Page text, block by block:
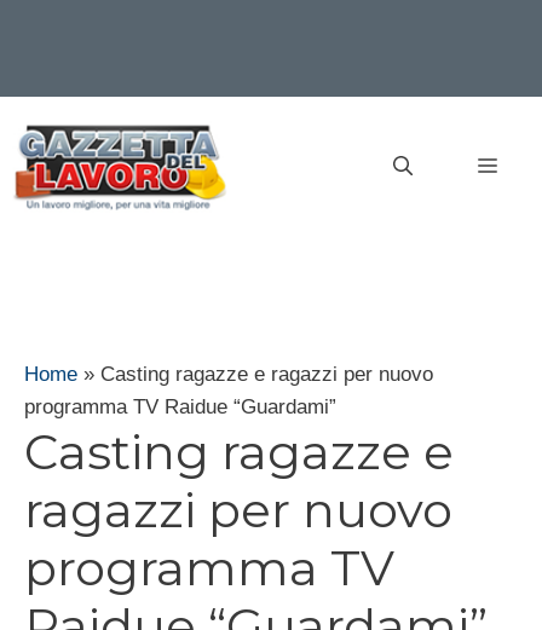
contenuto
Home » Casting ragazze e ragazzi per nuovo
programma TV Raidue “Guardami”
Casting ragazze e
ragazzi per nuovo
programma TV